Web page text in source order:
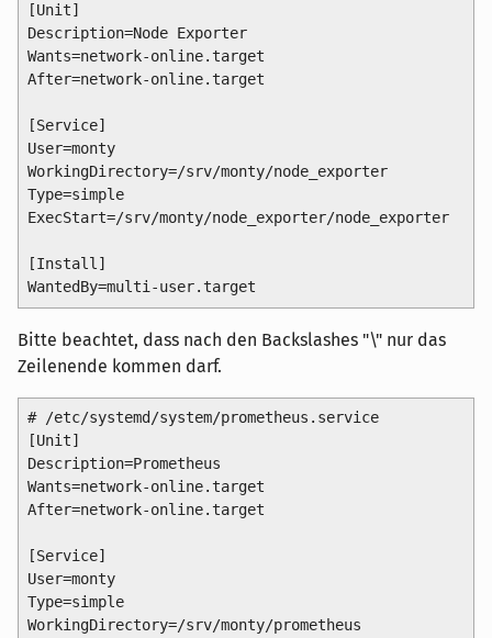
[Unit]
Description=Node Exporter
Wants=network-online.target
After=network-online.target
[Service]
User=monty
WorkingDirectory=/srv/monty/node_exporter
Type=simple
ExecStart=/srv/monty/node_exporter/node_exporter
[Install]
Bitte beachtet, dass nach den Backslashes "\" nur das
Zeilenende kommen darf.
# /etc/systemd/system/prometheus.service
[Unit]
Description=Prometheus
Wants=network-online.target
After=network-online.target
[Service]
User=monty
Type=simple
WorkingDirectory=/srv/monty/prometheus